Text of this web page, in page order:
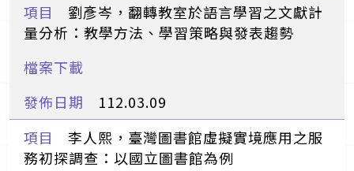
劉彥岑，翻轉教室於語言學習之文獻計
量分析：教學方法、學習策略與發表趨勢
112.03.09
李人熙，臺灣圖書館虛擬實境應用之服
務初探調查：以國立圖書館為例